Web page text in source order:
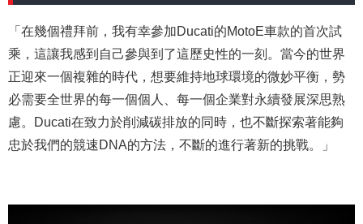
「在幾個禮拜前，我有幸參加Ducati的MotoE車款的首次試
乘，這讓我感到自己參與到了這歷史性的一刻。當今的世界
正迎來一個複雜的時代，想要維持地球環境的微妙平衡，勢
必需要全世界的每一個個人、每一個企業對永續發展深思熟
慮。Ducati在致力於削減碳排放的同時，也不斷探索著能夠
忠於我們的競速DNA的方法，不斷的進行著新的挑戰。」